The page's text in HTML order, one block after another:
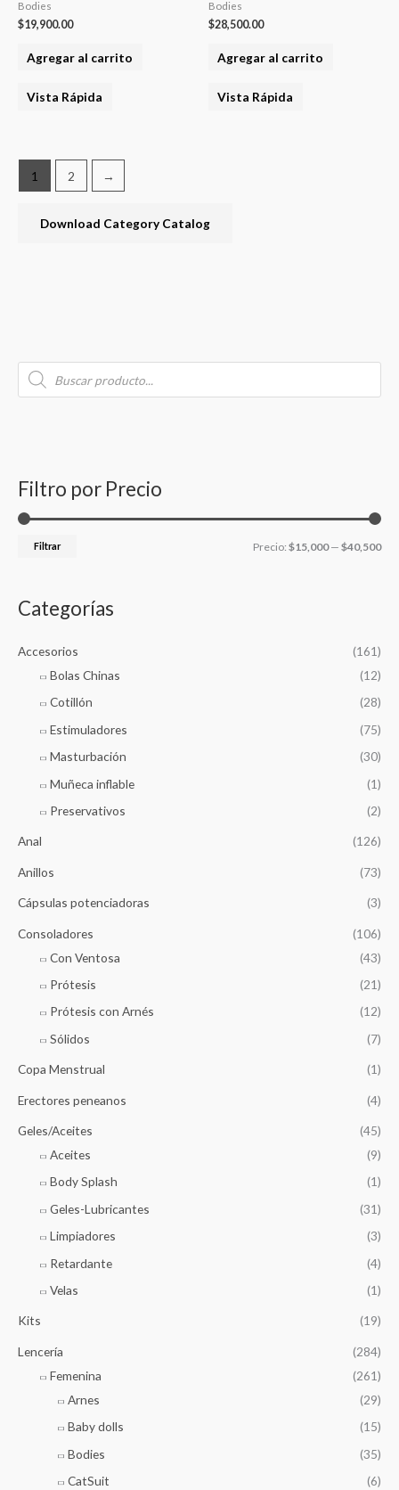
P
d
a
r
h
Filtro por Precio
nx
Filtrar Precio: $15,000— $40,500
Categorías
Accesorios
(161)
Bolas Chinas
(12)
Cotillón
(28)
Estimuladores
(75)
Masturbación
(30)
Muñeca inflable
(1)
Preservativos
(2)
Anal (126)
Anillos (73)
Cápsulas potenciadoras (3)
Consoladores
(106)
Con Ventosa
(43)
Prótesis
(21)
Prótesis con Arnés
(12)
Sólidos
(7)
Copa Menstrual (1)
Erectores peneanos (4)
Geles/Aceites
(45)
Aceites
(9)
Body Splash
(1)
Geles-Lubricantes
(31)
Limpiadores
(3)
Retardante
(4)
Velas
(1)
Kits (19)
Lencería
(284)
Femenina
(261)
Arnes
(29)
Baby dolls
(15)
Bodies
(35)
CatSuit
(6)
s
p
o
Bodies
$19,900.00
Agregar al carrito
Vista Rápida
Bodies
$28,500.00
Agregar al carrito
Vista Rápida
1 2 →
Download Category Catalog